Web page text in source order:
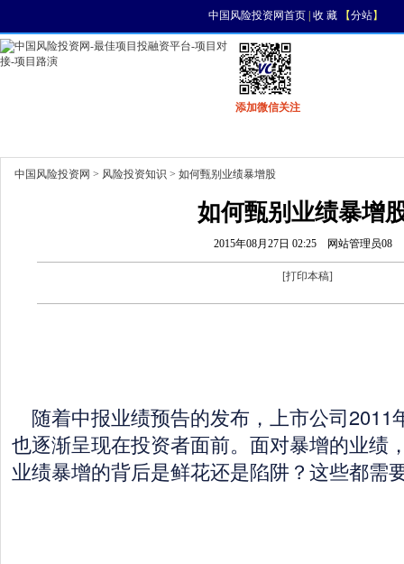
中国风险投资网首页| 收 藏【分站】
添加微信关注
中国风险投资网 > 风险投资知识 > 如何甄别业绩暴增股
如何甄别业绩暴增
2015年08月27日 02:25 网站管理员08
[打印本稿]
随着中报业绩预告的发布，上市公司2011
也逐渐呈现在投资者面前。面对暴增的业绩
业绩暴增的背后是鲜花还是陷阱？这些都需